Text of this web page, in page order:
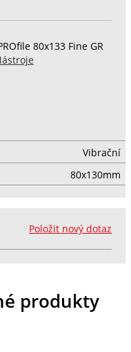
80x133 Fine GR
Vibrační
80x130mm
Položit nový dotaz
produkty